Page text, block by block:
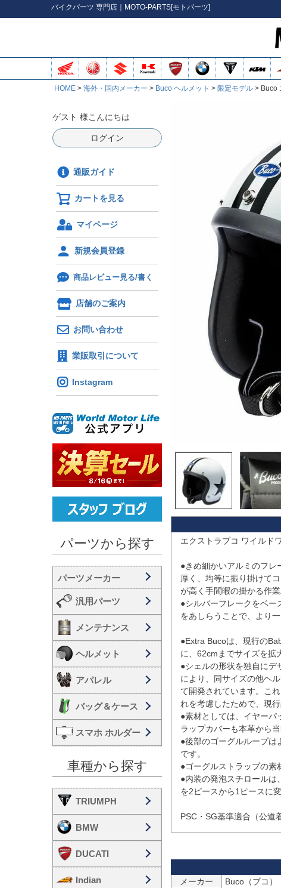
バイクパーツ 専門店｜MOTO-PARTS[モトパーツ]
HOME 海外・国内メーカー Buco ヘルメット 限定モデル Buco
ゲスト 様こんにちは
ログイン
通販ガイド
カートを見る
マイページ
新規会員登録
商品レビュー見る/書く
店舗のご案内
お問い合わせ
業販取引について
Instagram
パーツから探す
汎用パーツ
メンテナンス
ヘルメット
アパレル
バッグ＆ケース
スマホ ホルダー
車種から探す
TRIUMPH
BMW
DUCATI
Indian
エクストラブコ ワイルド
●きめ細かいアルミのフレ
厚く、均等に振り掛けて
が高く手間暇の掛かる作
●シルバーフレークをベー
をあしらうことで、より
●Extra Bucoは、現行の
に、62cmまでサイズを拡
●シェルの形状を独自にデ
により、同サイズの他ヘ
て開発されています。こ
れを考慮したためで、現
●素材としては、イヤーパ
ラップカバーも本革から
●後部のゴーグルループは
です。
●ゴーグルストラップの素
●内装の発泡スチロールは
を2ピースから1ピースに
PSC・SG基準適合（公道
メーカー
Buco（ブコ）